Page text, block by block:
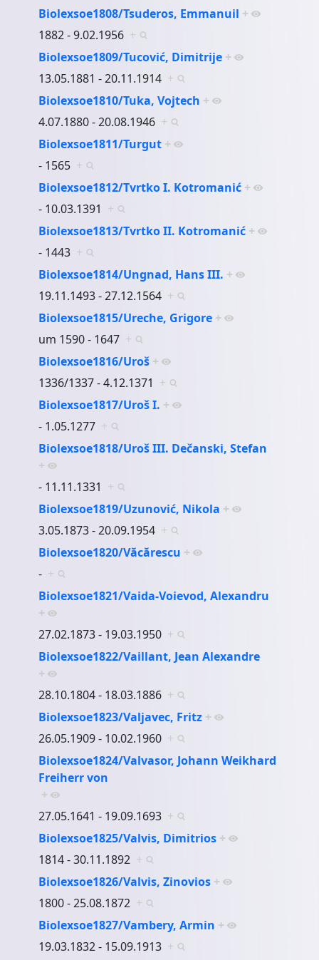
Biolexsoe1808/Tsuderos, Emmanuil +
1882 - 9.02.1956 +
Biolexsoe1809/Tucović, Dimitrije +
13.05.1881 - 20.11.1914 +
Biolexsoe1810/Tuka, Vojtech +
4.07.1880 - 20.08.1946 +
Biolexsoe1811/Turgut +
- 1565 +
Biolexsoe1812/Tvrtko I. Kotromanić +
- 10.03.1391 +
Biolexsoe1813/Tvrtko II. Kotromanić +
- 1443 +
Biolexsoe1814/Ungnad, Hans III. +
19.11.1493 - 27.12.1564 +
Biolexsoe1815/Ureche, Grigore +
um 1590 - 1647 +
Biolexsoe1816/Uroš +
1336/1337 - 4.12.1371 +
Biolexsoe1817/Uroš I. +
- 1.05.1277 +
Biolexsoe1818/Uroš III. Dečanski, Stefan
+
- 11.11.1331 +
Biolexsoe1819/Uzunović, Nikola +
3.05.1873 - 20.09.1954 +
Biolexsoe1820/Văcărescu +
- +
Biolexsoe1821/Vaida-Voievod, Alexandru
+
27.02.1873 - 19.03.1950 +
Biolexsoe1822/Vaillant, Jean Alexandre
+
28.10.1804 - 18.03.1886 +
Biolexsoe1823/Valjavec, Fritz +
26.05.1909 - 10.02.1960 +
Biolexsoe1824/Valvasor, Johann Weikhard
Freiherr von
+
27.05.1641 - 19.09.1693 +
Biolexsoe1825/Valvis, Dimitrios +
1814 - 30.11.1892 +
Biolexsoe1826/Valvis, Zinovios +
1800 - 25.08.1872 +
Biolexsoe1827/Vambery, Armin +
19.03.1832 - 15.09.1913 +